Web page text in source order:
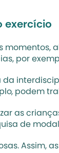
exercício
por
da
podem
as
de
Assim,